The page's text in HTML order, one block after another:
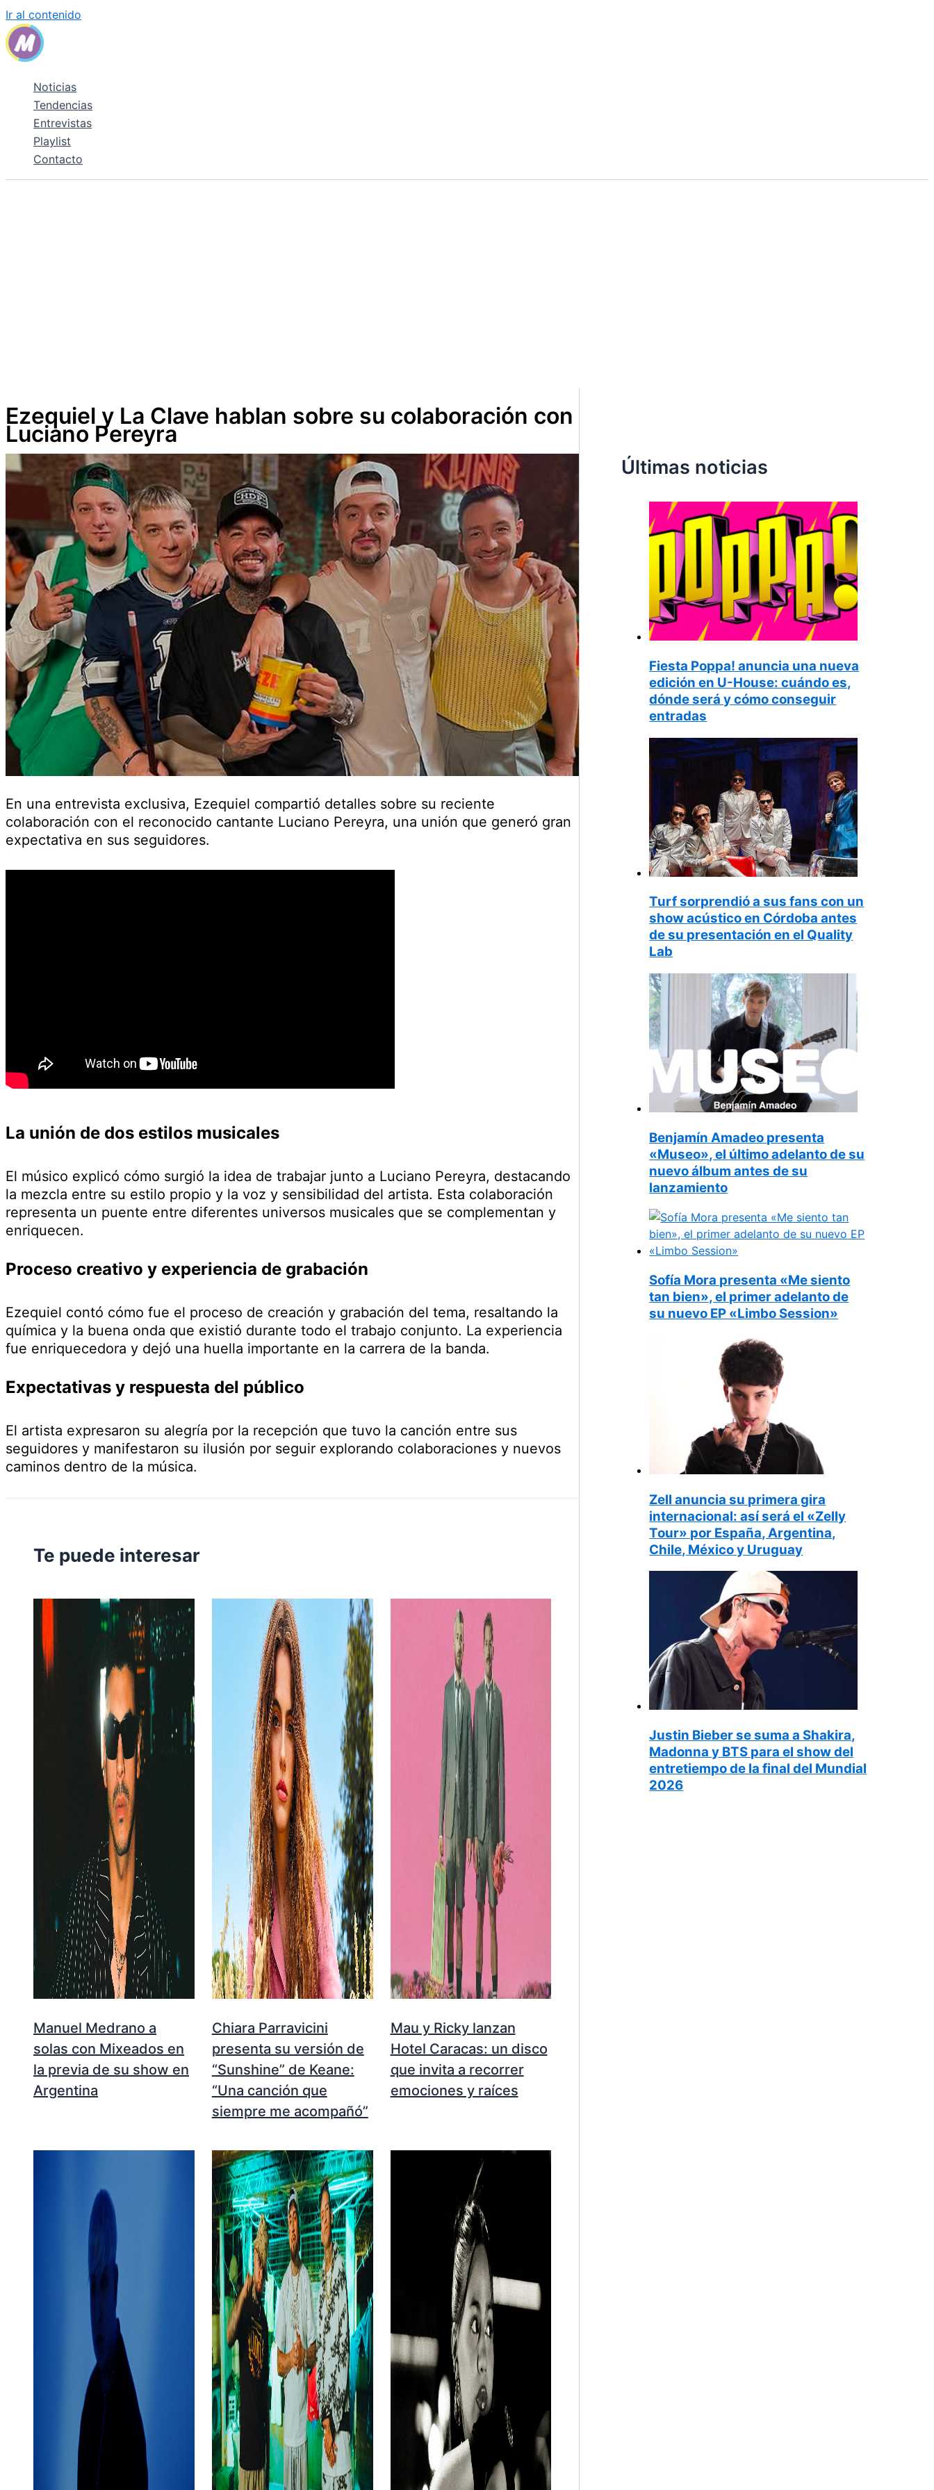
Ir al contenido
Noticias
Tendencias
Entrevistas
Playlist
Contacto
Ezequiel y La Clave hablan sobre su colaboración con
Luciano Pereyra
En una entrevista exclusiva, Ezequiel compartió detalles sobre su reciente
colaboración con el reconocido cantante Luciano Pereyra, una unión que generó gran
expectativa en sus seguidores.
La unión de dos estilos musicales
El músico explicó cómo surgió la idea de trabajar junto a Luciano Pereyra, destacando
la mezcla entre su estilo propio y la voz y sensibilidad del artista. Esta colaboración
representa un puente entre diferentes universos musicales que se complementan y
enriquecen.
Proceso creativo y experiencia de grabación
Ezequiel contó cómo fue el proceso de creación y grabación del tema, resaltando la
química y la buena onda que existió durante todo el trabajo conjunto. La experiencia
fue enriquecedora y dejó una huella importante en la carrera de la banda.
Expectativas y respuesta del público
El artista expresaron su alegría por la recepción que tuvo la canción entre sus
seguidores y manifestaron su ilusión por seguir explorando colaboraciones y nuevos
caminos dentro de la música.
Te puede interesar
Manuel Medrano a
solas con Mixeados en
la previa de su show en
Argentina
Chiara Parravicini
presenta su versión de
“Sunshine” de Keane:
“Una canción que
siempre me acompañó”
Mau y Ricky lanzan
Hotel Caracas: un disco
que invita a recorrer
emociones y raíces
Últimas noticias
Fiesta Poppa! anuncia una nueva
edición en U-House: cuándo es,
dónde será y cómo conseguir
entradas
Turf sorprendió a sus fans con un
show acústico en Córdoba antes
de su presentación en el Quality
Lab
Benjamín Amadeo presenta
«Museo», el último adelanto de su
nuevo álbum antes de su
lanzamiento
Sofía Mora presenta «Me siento
tan bien», el primer adelanto de
su nuevo EP «Limbo Session»
Zell anuncia su primera gira
internacional: así será el «Zelly
Tour» por España, Argentina,
Chile, México y Uruguay
Justin Bieber se suma a Shakira,
Madonna y BTS para el show del
entretiempo de la final del Mundial
2026